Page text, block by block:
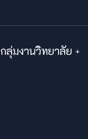
กลุ่มงานวิทยาลัย